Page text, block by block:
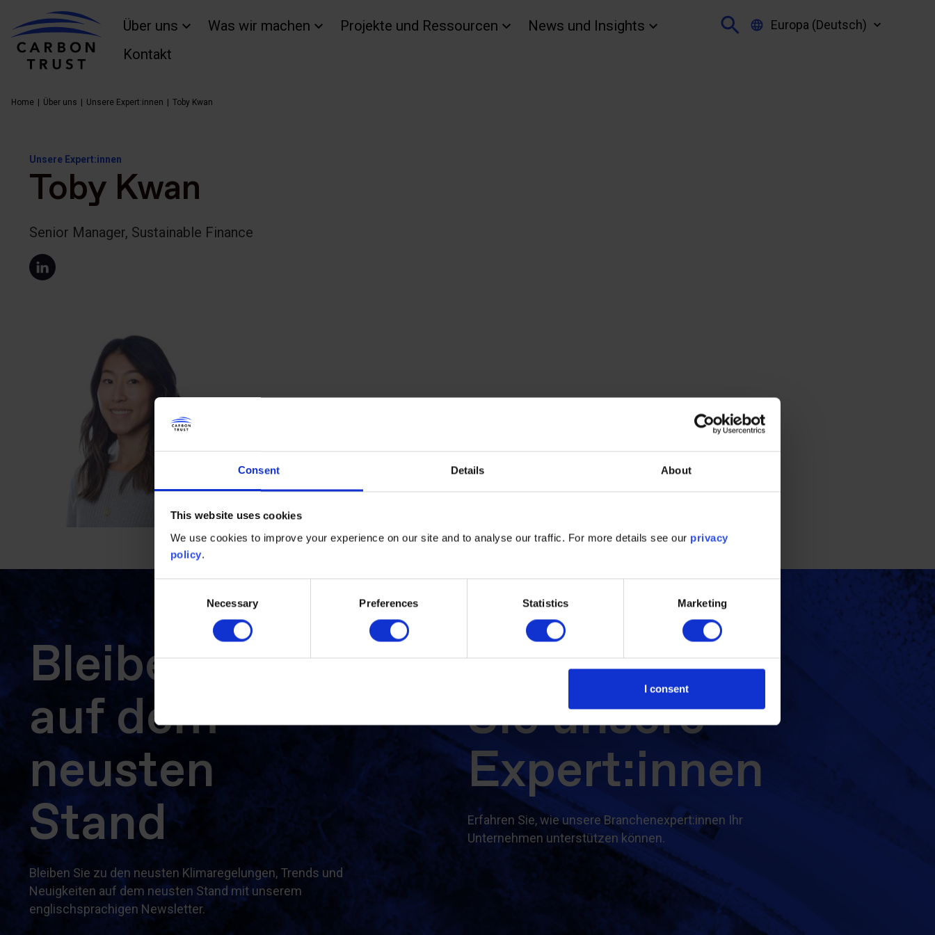
Consent Details About
This website uses cookies
We use cookies to improve your experience on our site and to analyse our traffic. For more details see our privacy
policy.
Necessary Preferences Statistics Marketing
I consent
Über uns Was wir machen Projekte und Ressourcen
News und Insights
Kontakt
Europa (Deutsch)
Home Über uns Unsere Expert:innen Toby Kwan
Unsere Expert:innen
Toby Kwan
Senior Manager, Sustainable Finance
Bleiben Sie
auf dem
neusten
Stand
Bleiben Sie zu den neusten Klimaregelungen, Trends und
Neuigkeiten auf dem neusten Stand mit unserem
englischsprachigen Newsletter.
Kontaktieren
Sie unsere
Expert:innen
Erfahren Sie, wie unsere Branchenexpert:innen Ihr
Unternehmen unterstützen können.